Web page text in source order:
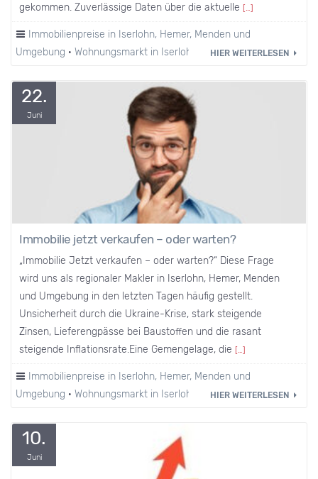
gekommen. Zuverlässige Daten über die aktuelle […]
Immobilienpreise in Iserlohn, Hemer, Menden und
Umgebung · Wohnungsmarkt in Iserlohn und Umgebung.
HIER WEITERLESEN
22.
Juni
Immobilie jetzt verkaufen – oder warten?
„Immobilie Jetzt verkaufen – oder warten?“ Diese Frage
wird uns als regionaler Makler in Iserlohn, Hemer, Menden
und Umgebung in den letzten Tagen häufig gestellt.
Unsicherheit durch die Ukraine-Krise, stark steigende
Zinsen, Lieferengpässe bei Baustoffen und die rasant
steigende Inflationsrate.Eine Gemengelage, die […]
Immobilienpreise in Iserlohn, Hemer, Menden und
Umgebung · Wohnungsmarkt in Iserlohn und Umgebung.
HIER WEITERLESEN
10.
Juni